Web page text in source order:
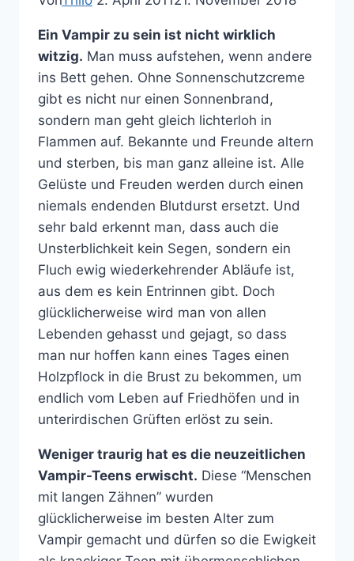
Ein Vampir zu sein ist nicht wirklich
witzig. Man muss aufstehen, wenn andere
ins Bett gehen. Ohne Sonnenschutzcreme
gibt es nicht nur einen Sonnenbrand,
sondern man geht gleich lichterloh in
Flammen auf. Bekannte und Freunde altern
und sterben, bis man ganz alleine ist. Alle
Gelüste und Freuden werden durch einen
niemals endenden Blutdurst ersetzt. Und
sehr bald erkennt man, dass auch die
Unsterblichkeit kein Segen, sondern ein
Fluch ewig wiederkehrender Abläufe ist,
aus dem es kein Entrinnen gibt. Doch
glücklicherweise wird man von allen
Lebenden gehasst und gejagt, so dass
man nur hoffen kann eines Tages einen
Holzpflock in die Brust zu bekommen, um
endlich vom Leben auf Friedhöfen und in
unterirdischen Grüften erlöst zu sein.
Weniger traurig hat es die neuzeitlichen
Vampir-Teens erwischt. Diese “Menschen
mit langen Zähnen” wurden
glücklicherweise im besten Alter zum
Vampir gemacht und dürfen so die Ewigkeit